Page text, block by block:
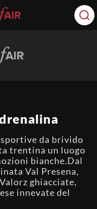
da brivido
trentina un luogo
bianche.Dal
Val Presena,
ghiacciate,
innevate del